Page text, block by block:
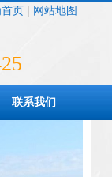
页| 网站地图
联系我们